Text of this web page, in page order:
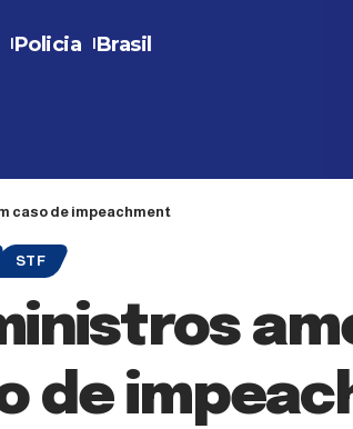
Policia Brasil
caso de impeachment
STF
de